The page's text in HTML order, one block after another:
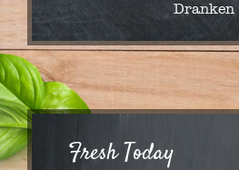
Dranken
Fresh Today